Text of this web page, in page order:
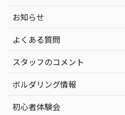
お知らせ
よくある質問
スタッフのコメント
ボルダリング情報
初心者体験会